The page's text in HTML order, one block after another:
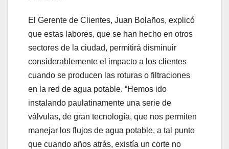
El Gerente de Clientes, Juan Bolaños, explicó
que estas labores, que se han hecho en otros
sectores de la ciudad, permitirá disminuir
considerablemente el impacto a los clientes
cuando se producen las roturas o filtraciones
en la red de agua potable. “Hemos ido
instalando paulatinamente una serie de
válvulas, de gran tecnología, que nos permiten
manejar los flujos de agua potable, a tal punto
que cuando años atrás, existía un corte no